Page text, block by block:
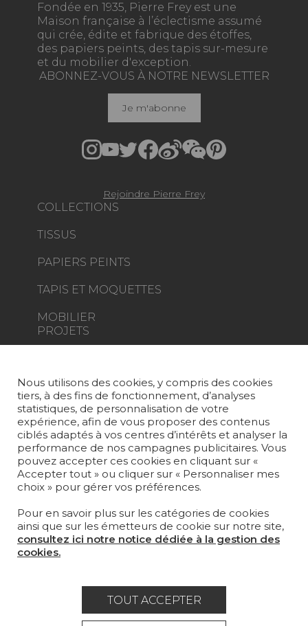
Fondée en 1935, Pierre Frey est une
Maison française à l’éclectisme assumé
qui crée, édite et fabrique des étoffes,
des papiers peints, des tapis sur-mesure
et du mobilier d'exception.
COLLECTIONS
TISSUS
PAPIERS PEINTS
TAPIS ET MOQUETTES
MOBILIER
PROJETS
MAGAZINE
LA MAISON
OÙ NOUS TROUVER ?
ABONNEZ-VOUS À NOTRE NEWSLETTER
Je m'abonne
Rejoindre Pierre Frey
Carrière Contact
Lexique
données
Nous utilisons des cookies, y compris des cookies
tiers, à des fins de fonctionnement, d’analyses
statistiques, de personnalisation de votre
expérience, afin de vous proposer des contenus
ciblés adaptés à vos centres d’intérêts et analyser la
performance de nos campagnes publicitaires. Vous
pouvez accepter ces cookies en cliquant sur «
Accepter tout » ou cliquer sur « Personnaliser mes
choix » pour gérer vos préférences.
Pour en savoir plus sur les catégories de cookies
ainsi que sur les émetteurs de cookie sur notre site,
consultez ici notre notice dédiée à la gestion des
cookies.
TOUT ACCEPTER